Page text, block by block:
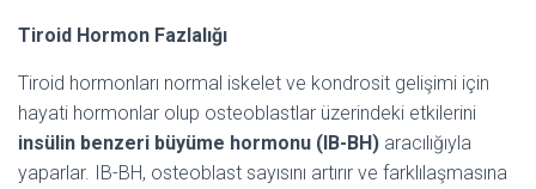
Tiroid Hormon Fazlalığı
Tiroid hormonları normal iskelet ve kondrosit gelişimi için
hayati hormonlar olup osteoblastlar üzerindeki etkilerini
insülin benzeri büyüme hormonu (IB-BH) aracılığıyla
yaparlar. IB-BH, osteoblast sayısını artırır ve farklılaşmasına